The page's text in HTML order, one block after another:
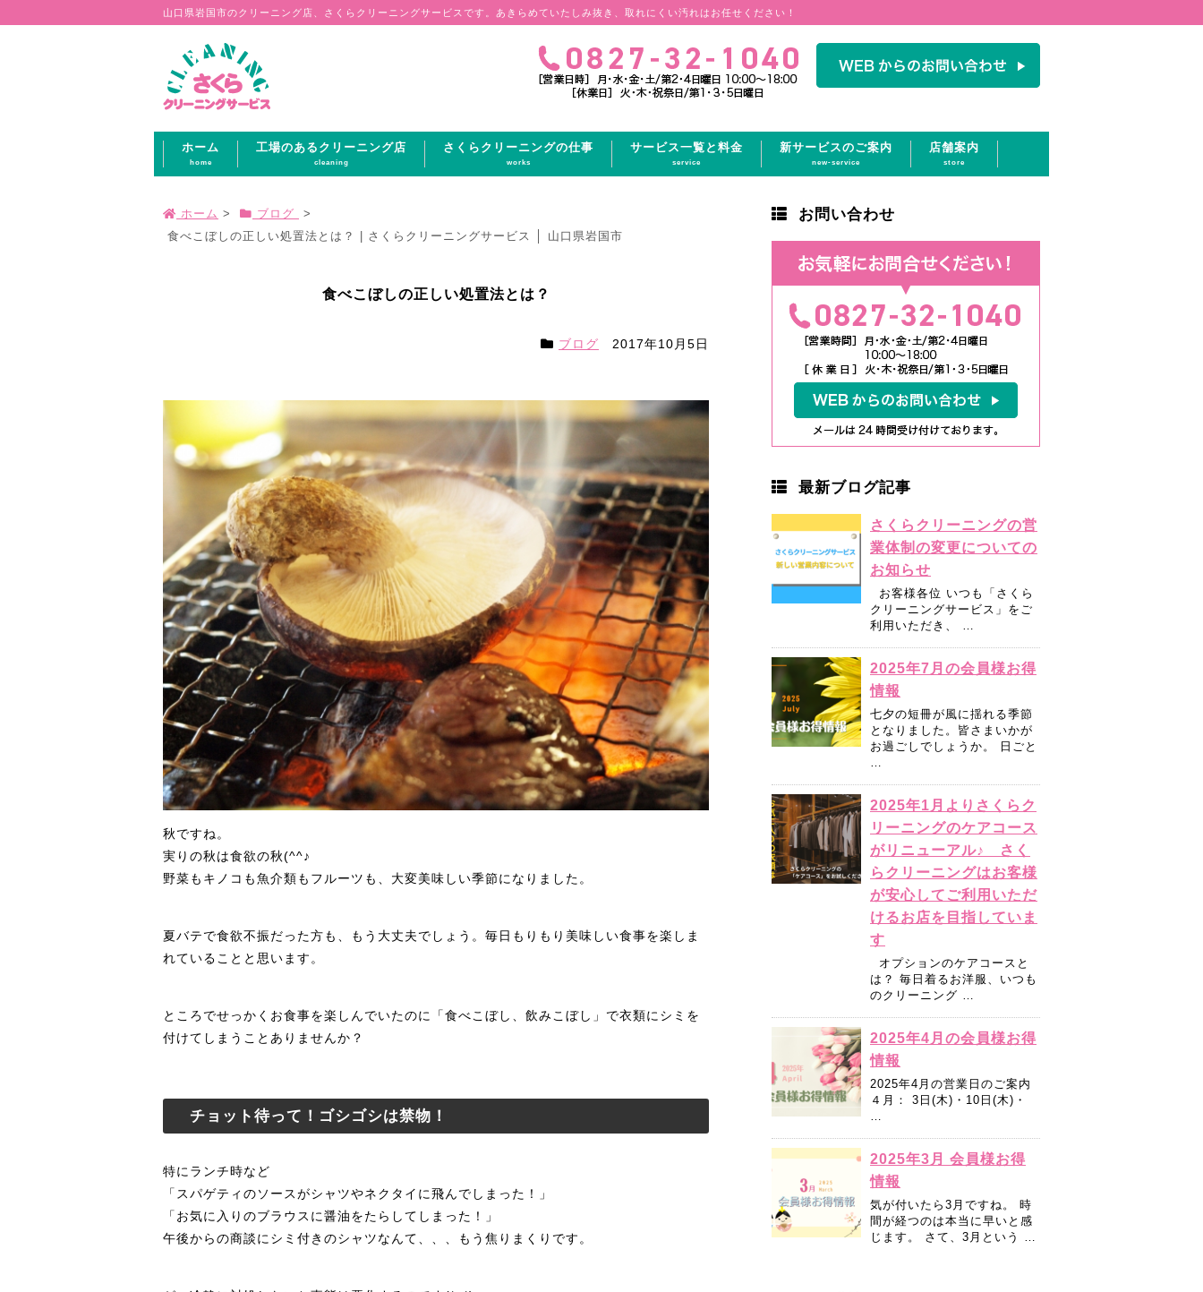
山口県岩国市のクリーニング店、さくらクリーニングサービスです。あきらめていたしみ抜き、取れにくい汚れはお任せください！
ホーム
home
工場のあるクリーニング店
cleaning
さくらクリーニングの仕事
works
サービス一覧と料金
service
新サービスのご案内
new-service
店舗案内
store
ホーム > ブログ
>
食べこぼしの正しい処置法とは？ | さくらクリーニングサービス │ 山口県岩国市
食べこぼしの正しい処置法とは？
2017年10月5日
ブログ
秋ですね。
実りの秋は食欲の秋(^^♪
野菜もキノコも魚介類もフルーツも、大変美味しい季節になりました。
夏バテで食欲不振だった方も、もう大丈夫でしょう。毎日もりもり美味しい食事を楽しま
れていることと思います。
ところでせっかくお食事を楽しんでいたのに「食べこぼし、飲みこぼし」で衣類にシミを
付けてしまうことありませんか？
チョット待って！ゴシゴシは禁物！
特にランチ時など
「スパゲティのソースがシャツやネクタイに飛んでしまった！」
「お気に入りのブラウスに醤油をたらしてしまった！」
午後からの商談にシミ付きのシャツなんて、、、もう焦りまくりです。
お問い合わせ
最新ブログ記事
さくらクリーニングの営
業体制の変更についての
お知らせ
お客様各位 いつも「さくら
クリーニングサービス」をご
利用いただき、 …
2025年7月の会員様お得
情報
七夕の短冊が風に揺れる季節
となりました。皆さまいかが
お過ごしでしょうか。 日ごと
…
2025年1月よりさくらク
リーニングのケアコース
がリニューアル♪ さく
らクリーニングはお客様
が安心してご利用いただ
けるお店を目指していま
す
オプションのケアコースと
は？ 毎日着るお洋服、いつも
のクリーニング …
2025年4月の会員様お得
情報
2025年4月の営業日のご案内
４月： 3日(木)・10日(木)・
…
2025年3月 会員様お得
情報
気が付いたら3月ですね。 時
間が経つのは本当に早いと感
じます。 さて、3月という …